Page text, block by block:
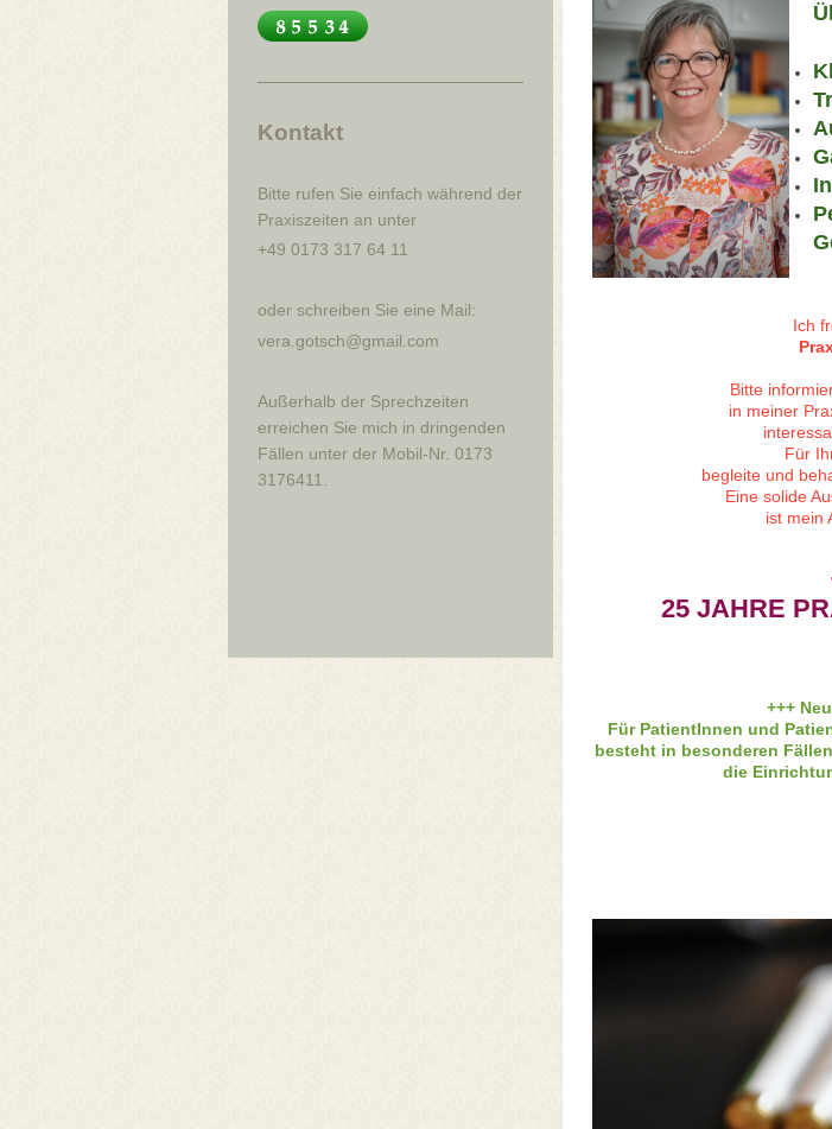
Ich
Bitte
in meiner
Für
begleite und
Eine solide
ist mein
25 JAHRE
+++
Für PatientInnen und
besteht in besonderen
die
Kontakt
Bitte rufen Sie einfach während der
Praxiszeiten an unter
+49 0173 317 64 11
oder schreiben Sie eine Mail:
vera.gotsch@gmail.com
Außerhalb der Sprechzeiten
erreichen Sie mich in dringenden
Fällen unter der Mobil-Nr. 0173
3176411.